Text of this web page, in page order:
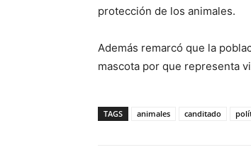
protección de los animales.
Además remarcó que la
mascota por que representa
TAGS animales canditado